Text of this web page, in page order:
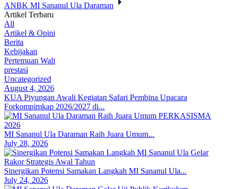
ANBK MI Sananul Ula Daraman
Artikel Terbaru
All
Artikel & Opini
Berita
Kebijakan
Pertemuan Wali
prestasi
Uncategorized
August 4, 2026
KUA Piyungan Awali Kegiatan Safari Pembina Upacara
Forkompimkap 2026/2027 di...
MI Sananul Ula Daraman Raih Juara Umum...
July 28, 2026
Sinergikan Potensi Samakan Langkah MI Sananul Ula...
July 24, 2026